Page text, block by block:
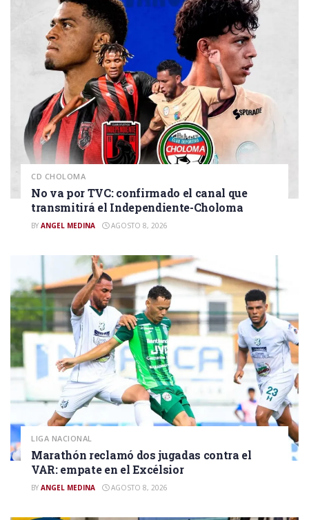
CD CHOLOMA
No va por TVC: confirmado el canal que
transmitirá el Independiente-Choloma
BY ANGEL MEDINA AGOSTO 8, 2026
LIGA NACIONAL
Marathón reclamó dos jugadas contra el
VAR: empate en el Excélsior
BY ANGEL MEDINA AGOSTO 8, 2026